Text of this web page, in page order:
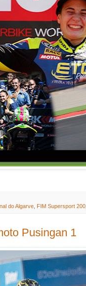
do Algarve FIM Supersport 200
Pusingan 1